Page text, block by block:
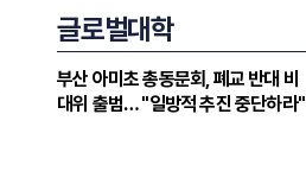
글로벌대학
부산 아미초 총동문회, 폐교 반대 비
대위 출범… "일방적 추진 중단하라"